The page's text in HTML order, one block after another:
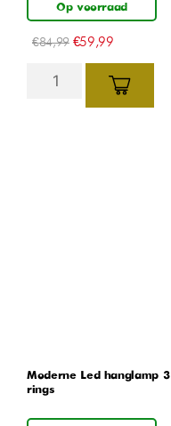
Op voorraad
€84,99 €59,99
Moderne Led hanglamp 3
rings